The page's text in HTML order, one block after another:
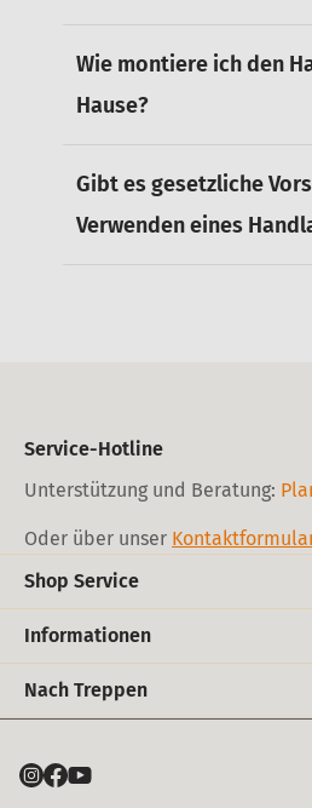
Wie montiere ich den
Hause?
Gibt es gesetzliche
Verwenden eines
Service-Hotline
Unterstützung und Beratung:
Oder über unser
Shop Service
Informationen
Nach Treppen